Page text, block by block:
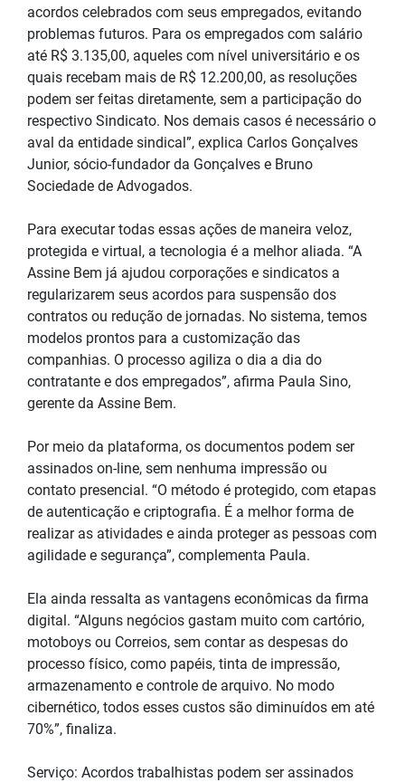
acordos celebrados com seus empregados, evitando
problemas futuros. Para os empregados com salário
até R$ 3.135,00, aqueles com nível universitário e os
quais recebam mais de R$ 12.200,00, as resoluções
podem ser feitas diretamente, sem a participação do
respectivo Sindicato. Nos demais casos é necessário o
aval da entidade sindical”, explica Carlos Gonçalves
Junior, sócio-fundador da Gonçalves e Bruno
Sociedade de Advogados.
Para executar todas essas ações de maneira veloz,
protegida e virtual, a tecnologia é a melhor aliada. “A
Assine Bem já ajudou corporações e sindicatos a
regularizarem seus acordos para suspensão dos
contratos ou redução de jornadas. No sistema, temos
modelos prontos para a customização das
companhias. O processo agiliza o dia a dia do
contratante e dos empregados”, afirma Paula Sino,
gerente da Assine Bem.
Por meio da plataforma, os documentos podem ser
assinados on-line, sem nenhuma impressão ou
contato presencial. “O método é protegido, com etapas
de autenticação e criptografia. É a melhor forma de
realizar as atividades e ainda proteger as pessoas com
agilidade e segurança”, complementa Paula.
Ela ainda ressalta as vantagens econômicas da firma
digital. “Alguns negócios gastam muito com cartório,
motoboys ou Correios, sem contar as despesas do
processo físico, como papéis, tinta de impressão,
armazenamento e controle de arquivo. No modo
cibernético, todos esses custos são diminuídos em até
70%”, finaliza.
Serviço: Acordos trabalhistas podem ser assinados